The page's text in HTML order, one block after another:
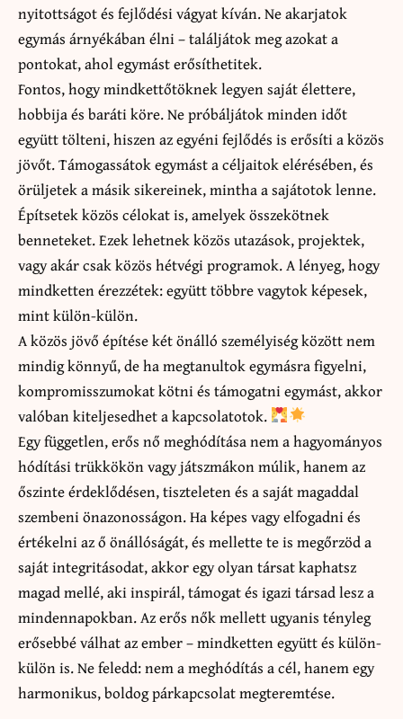
nyitottságot és fejlődési vágyat kíván. Ne akarjatok
egymás árnyékában élni – találjátok meg azokat a
pontokat, ahol egymást erősíthetitek.
Fontos, hogy mindkettőtöknek legyen saját élettere,
hobbija és baráti köre. Ne próbáljátok minden időt
együtt tölteni, hiszen az egyéni fejlődés is erősíti a közös
jövőt. Támogassátok egymást a céljaitok elérésében, és
örüljetek a másik sikereinek, mintha a sajátotok lenne.
Építsetek közös célokat is, amelyek összekötnek
benneteket. Ezek lehetnek közös utazások, projektek,
vagy akár csak közös hétvégi programok. A lényeg, hogy
mindketten érezzétek: együtt többre vagytok képesek,
mint külön-külön.
A közös jövő építése két önálló személyiség között nem
mindig könnyű, de ha megtanultok egymásra figyelni,
kompromisszumokat kötni és támogatni egymást, akkor
valóban kiteljesedhet a kapcsolatotok.
Egy független, erős nő meghódítása nem a hagyományos
hódítási trükkökön vagy játszmákon múlik, hanem az
őszinte érdeklődésen, tiszteleten és a saját magaddal
szembeni önazonosságon. Ha képes vagy elfogadni és
értékelni az ő önállóságát, és mellette te is megőrzöd a
saját integritásodat, akkor egy olyan társat kaphatsz
magad mellé, aki inspirál, támogat és igazi társad lesz a
mindennapokban. Az erős nők mellett ugyanis tényleg
erősebbé válhat az ember – mindketten együtt és külön-
külön is. Ne feledd: nem a meghódítás a cél, hanem egy
harmonikus, boldog párkapcsolat megteremtése.